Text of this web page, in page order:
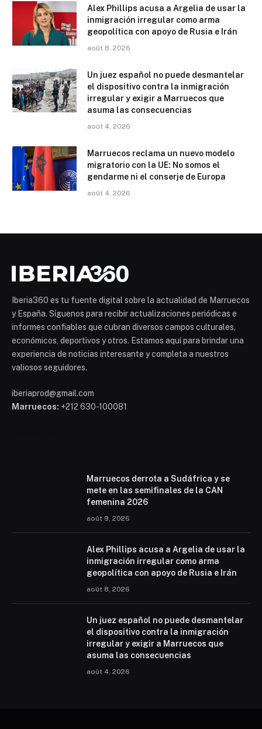
Alex Phillips acusa a Argelia de usar la
inmigración irregular como arma
geopolítica con apoyo de Rusia e Irán
août 8, 2026
Un juez español no puede desmantelar
el dispositivo contra la inmigración
irregular y exigir a Marruecos que
asuma las consecuencias
août 4, 2026
Marruecos reclama un nuevo modelo
migratorio con la UE: No somos el
gendarme ni el conserje de Europa
août 4, 2026
Iberia360 es tu fuente digital sobre la actualidad de Marruecos
y España. Síguenos para recibir actualizaciones periódicas e
informes confiables que cubran diversos campos culturales,
económicos, deportivos y otros. Estamos aquí para brindar una
experiencia de noticias interesante y completa a nuestros
valiosos seguidores.
iberiaprod@gmail.com
Marruecos: +212 630-100081
Marruecos derrota a Sudáfrica y se
mete en las semifinales de la CAN
femenina 2026
août 9, 2026
Alex Phillips acusa a Argelia de usar la
inmigración irregular como arma
geopolítica con apoyo de Rusia e Irán
août 8, 2026
Un juez español no puede desmantelar
el dispositivo contra la inmigración
irregular y exigir a Marruecos que
asuma las consecuencias
août 4, 2026